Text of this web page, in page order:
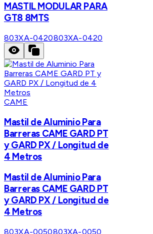
MASTIL MODULAR PARA
GT8 8MTS
803XA-0420803XA-0420
CAME
Mastil de Aluminio Para
Barreras CAME GARD PT
y GARD PX / Longitud de
4 Metros
Mastil de Aluminio Para
Barreras CAME GARD PT
y GARD PX / Longitud de
4 Metros
803XA-0050803XA-0050